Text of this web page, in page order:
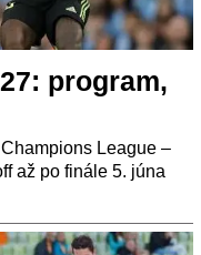
program,
League –
až po finále 5. júna